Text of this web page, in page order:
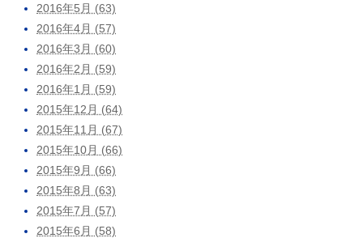
2016年5月 (63)
2016年4月 (57)
2016年3月 (60)
2016年2月 (59)
2016年1月 (59)
2015年12月 (64)
2015年11月 (67)
2015年10月 (66)
2015年9月 (66)
2015年8月 (63)
2015年7月 (57)
2015年6月 (58)